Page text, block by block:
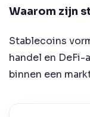
Waarom zijn
Stablecoins
handel en
binnen een